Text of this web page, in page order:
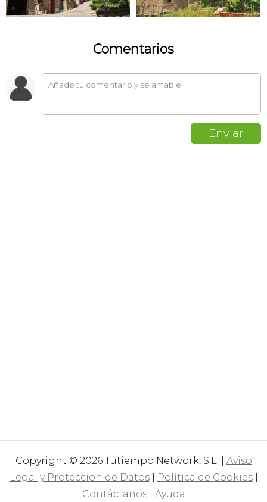
Comentarios
Copyright © 2026 Tutiempo Network, S.L. | Aviso
Legal y Proteccion de Datos| Política de Cookies|
Contáctanos| Ayuda